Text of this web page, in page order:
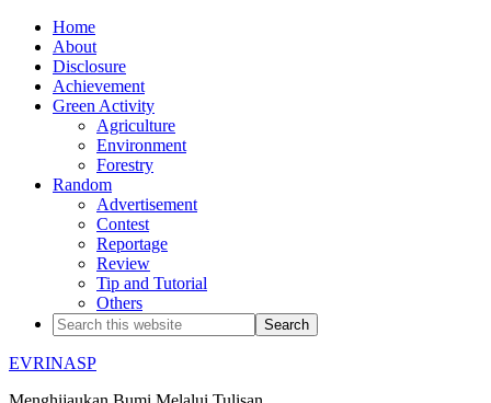
Home
About
Disclosure
Achievement
Green Activity
Agriculture
Environment
Forestry
Random
Advertisement
Contest
Reportage
Review
Tip and Tutorial
Others
EVRINASP